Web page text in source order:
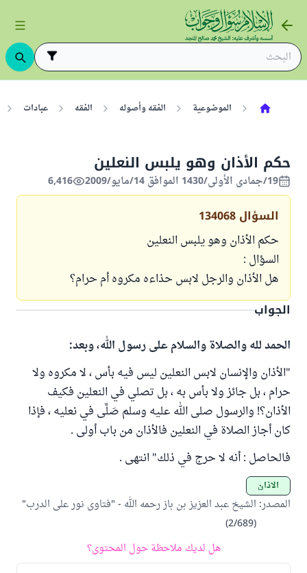
الموضوعية الفقه وأصوله الفقه عبادات
حكم الأذان وهو يلبس النعلين
19/جمادى الأولى/1430 الموافق 14/مايو/2009 6,416
السؤال 134068
حكم الأذان وهو يلبس النعلين
السؤال :
هل الأذان والرجل لابس حذاءه مكروه أم حرام؟
الجواب
الحمد لله والصلاة والسلام على رسول الله، وبعد:
"الأذان والإنسان لابس النعلين ليس فيه بأس ، لا مكروه ولا
حرام ، بل جائز ولا بأس به ، بل تصلي في النعلين فكيف
الأذان؟! والرسول صلى الله عليه وسلم صَلَّى في نعليه ، فإذا
كان أجاز الصلاة في النعلين فالأذان من باب أولى .
فالحاصل : أنه لا حرج في ذلك" انتهى .
الأذان
المصدر: الشيخ عبد العزيز بن باز رحمه الله - "فتاوى نور على الدرب"
(2/689)
هل لديك ملاحظة حول المحتوى؟